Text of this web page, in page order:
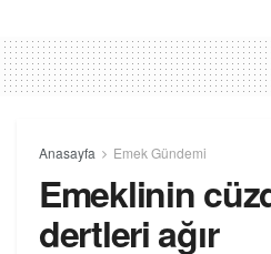
Anasayfa Emek Gündemi
Emeklinin
dertleri ağır